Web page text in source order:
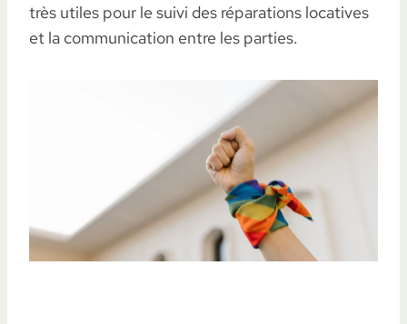
très utiles pour le suivi des réparations locatives
et la communication entre les parties.